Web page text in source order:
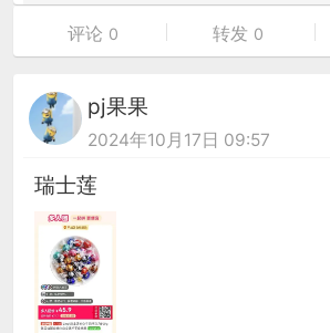
评论 0 转发 0
pj果果
2024年10月17日 09:57
瑞士莲